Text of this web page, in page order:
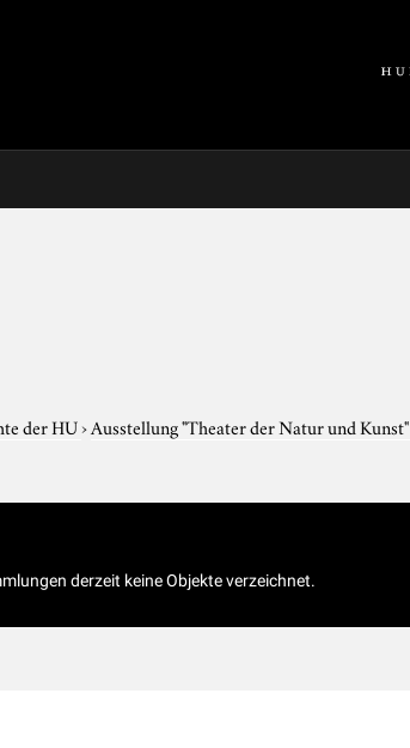
der HU›Ausstellung "Theater der Natur und Kunst"
derzeit keine Objekte verzeichnet.